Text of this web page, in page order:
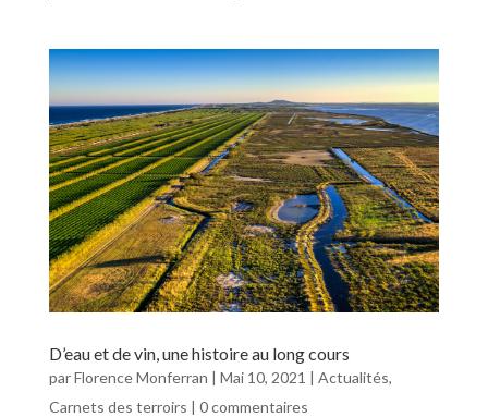
D’eau et de vin, une histoire au long cours
parFlorence Monferran | Mai 10, 2021 | Actualités,
Carnets des terroirs | 0 commentaires